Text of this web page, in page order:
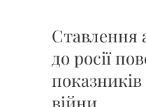
Ставлення
до росії
війни